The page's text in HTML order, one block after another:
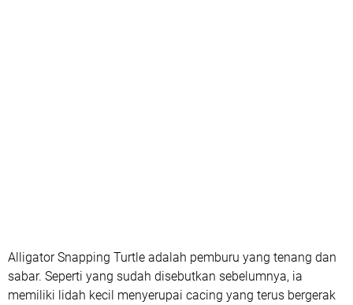
Alligator Snapping Turtle adalah pemburu yang tenang dan
sabar. Seperti yang sudah disebutkan sebelumnya, ia
memiliki lidah kecil menyerupai cacing yang terus bergerak